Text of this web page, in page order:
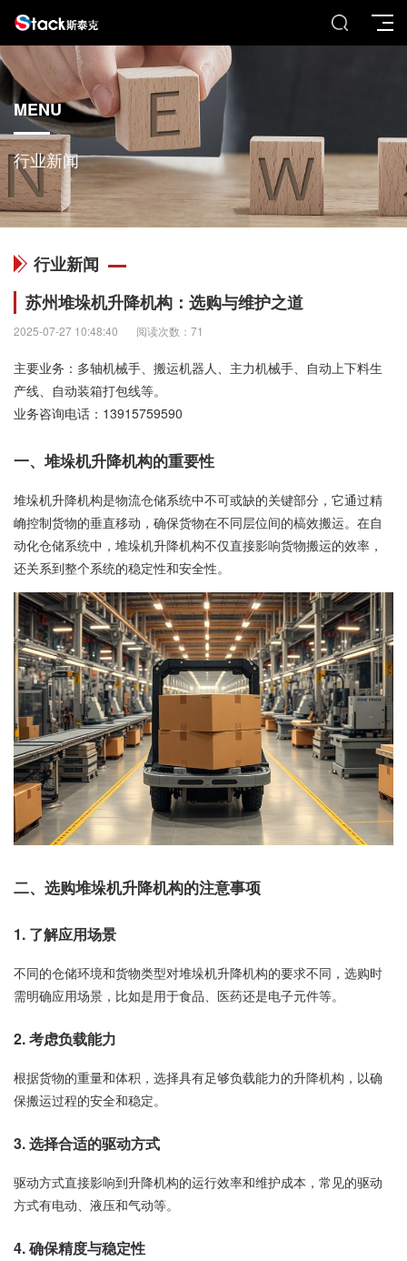
MENU
行业新闻
行业新闻
苏州堆垛机升降机构：选购与维护之道
2025-07-27 10:48:40 阅读次数：71
主要业务：多轴机械手、搬运机器人、主力机械手、自动上下料生
产线、自动装箱打包线等。
业务咨询电话： 13915759590
一、堆垛机升降机构的重要性
堆垛机升降机构是物流仓储系统中不可或缺的关键部分，它通过精
崅控制货物的垂直移动，确保货物在不同层位间的槁效搬运。在自
动化仓储系统中，堆垛机升降机构不仅直接影响货物搬运的效率，
还关系到整个系统的稳定性和安全性。
二、选购堆垛机升降机构的注意事项
1. 了解应用场景
不同的仓储环境和货物类型对堆垛机升降机构的要求不同，选购时
需明确应用场景，比如是用于食品、医药还是电子元件等。
2. 考虑负载能力
根据货物的重量和体积，选择具有足够负载能力的升降机构，以确
保搬运过程的安全和稳定。
3. 选择合适的驱动方式
驱动方式直接影响到升降机构的运行效率和维护成本，常见的驱动
方式有电动、液压和气动等。
4. 确保精度与稳定性